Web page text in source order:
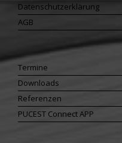
Datenschutzerklärung
AGB
Termine
Downloads
Referenzen
PUCEST Connect APP